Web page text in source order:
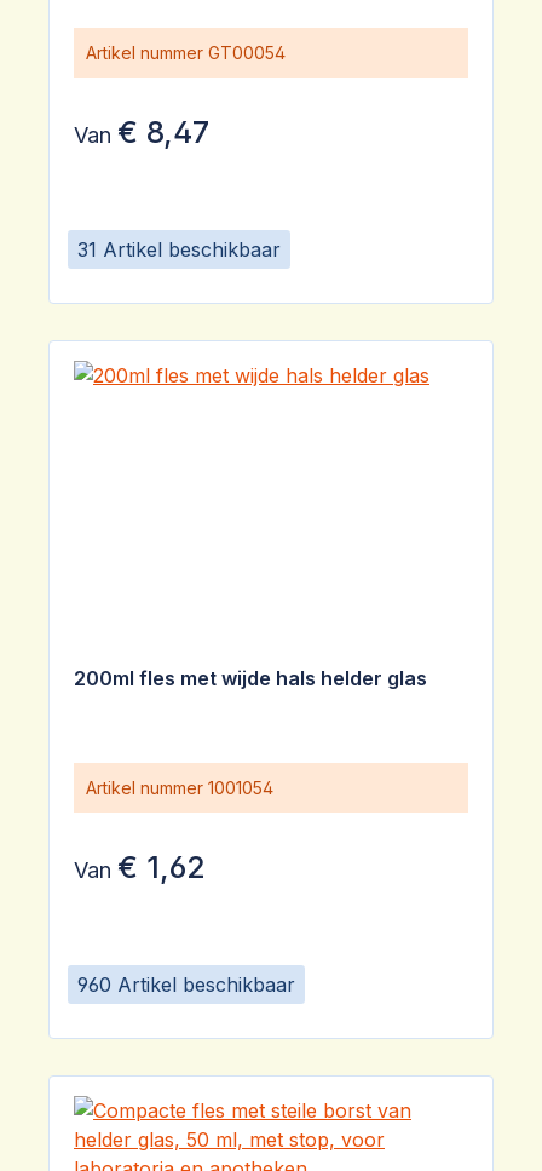
31 Artikel beschikbaar
Artikel nummer GT00054
Van € 8,47
960 Artikel beschikbaar
200ml fles met wijde hals helder glas
Artikel nummer 1001054
Van € 1,62